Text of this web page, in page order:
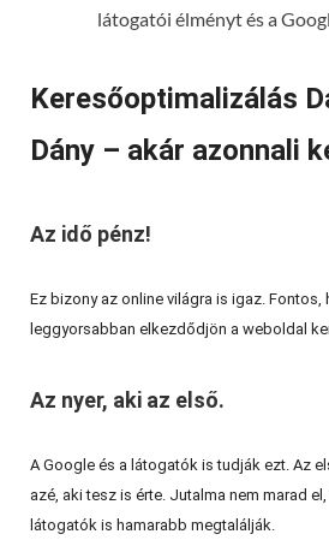
látogatói élményt és a
Keresőoptimalizálás
Dány – akár azonnali
Az idő pénz!
Ez bizony az online világra is igaz. Fontos,
leggyorsabban elkezdődjön a weboldal
Az nyer, aki az első.
A Google és a látogatók is tudják ezt. Az
azé, aki tesz is érte. Jutalma nem marad
látogatók is hamarabb megtalálják.